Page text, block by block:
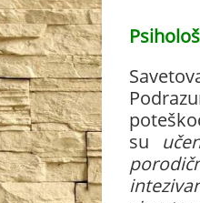
su